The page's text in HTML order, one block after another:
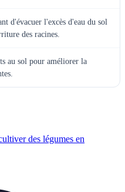
d'évacuer l'excès d'eau du sol
des racines.
au sol pour améliorer la
des légumes en